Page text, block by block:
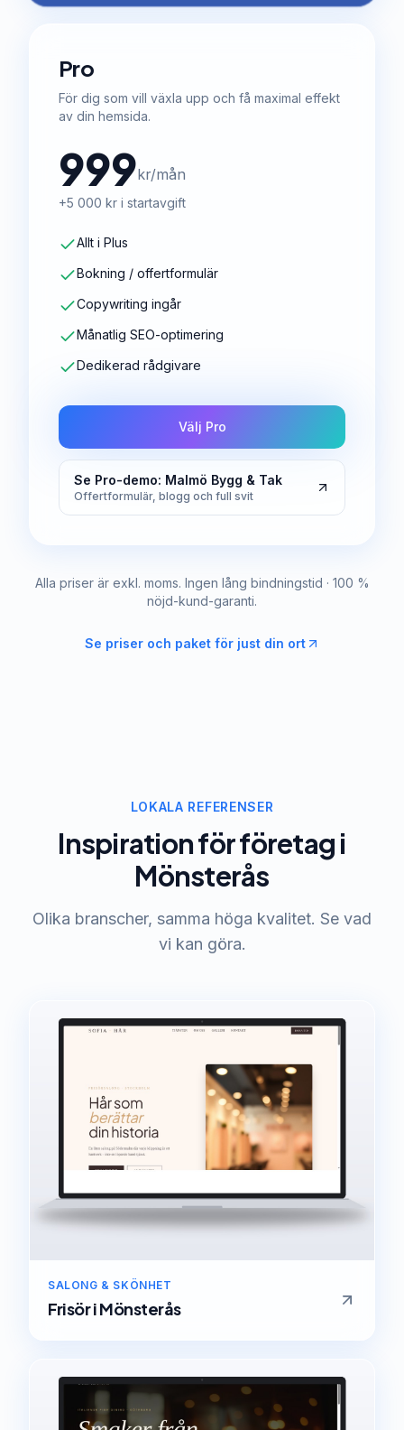
Pro
För dig som vill växla upp och få maximal effekt
av din hemsida.
999kr/mån
+5 000 kr i startavgift
Allt i Plus
Bokning / offertformulär
Copywriting ingår
Månatlig SEO-optimering
Dedikerad rådgivare
Välj Pro
Se Pro-demo: Malmö Bygg & Tak
Offertformulär, blogg och full svit
Alla priser är exkl. moms. Ingen lång bindningstid · 100 %
nöjd-kund-garanti.
Se priser och paket för just din ort
LOKALA REFERENSER
Inspiration för företag i
Mönsterås
Olika branscher, samma höga kvalitet. Se vad
vi kan göra.
SALONG & SKÖNHET
FrisöriMönsterås